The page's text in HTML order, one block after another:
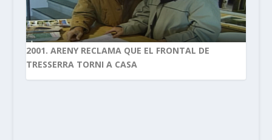
2001. ARENY RECLAMA QUE EL FRONTAL DE
TRESSERRA TORNI A CASA